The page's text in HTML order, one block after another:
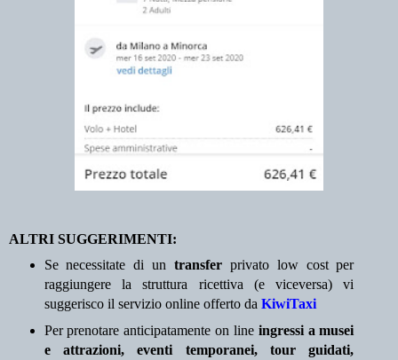
ALTRI SUGGERIMENTI:
Se necessitate di un transfer privato low cost per
raggiungere la struttura ricettiva (e viceversa) vi
suggerisco il servizio online offerto da KiwiTaxi
Per prenotare anticipatamente on line ingressi a musei
e attrazioni, eventi temporanei, tour guidati,